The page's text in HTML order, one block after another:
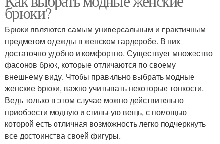
брюки?
Брюки являются самым универсальным и практичным
предметом одежды в женском гардеробе. В них
достаточно удобно и комфортно. Существует множество
фасонов брюк, которые отличаются по своему
внешнему виду. Чтобы правильно выбрать модные
женские брюки, важно учитывать некоторые тонкости.
Ведь только в этом случае можно действительно
приобрести модную и стильную вещь, с помощью
которой есть отличная возможность легко подчеркнуть
все достоинства своей фигуры.